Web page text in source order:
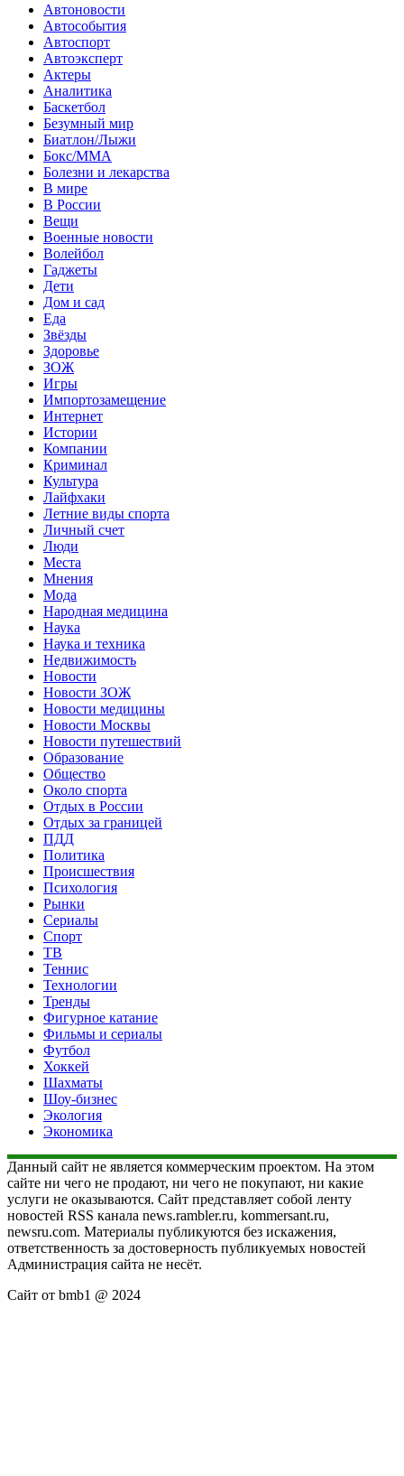
Автоновости
Автособытия
Автоспорт
Автоэксперт
Актеры
Аналитика
Баскетбол
Безумный мир
Биатлон/Лыжи
Бокс/MMA
Болезни и лекарства
В мире
В России
Вещи
Военные новости
Волейбол
Гаджеты
Дети
Дом и сад
Еда
Звёзды
Здоровье
ЗОЖ
Игры
Импортозамещение
Интернет
Истории
Компании
Криминал
Культура
Лайфхаки
Летние виды спорта
Личный счет
Люди
Места
Мнения
Мода
Народная медицина
Наука
Наука и техника
Недвижимость
Новости
Новости ЗОЖ
Новости медицины
Новости Москвы
Новости путешествий
Образование
Общество
Около спорта
Отдых в России
Отдых за границей
ПДД
Политика
Происшествия
Психология
Рынки
Сериалы
Спорт
ТВ
Теннис
Технологии
Тренды
Фигурное катание
Фильмы и сериалы
Футбол
Хоккей
Шахматы
Шоу-бизнес
Экология
Экономика
Данный сайт не является коммерческим проектом. На этом
сайте ни чего не продают, ни чего не покупают, ни какие
услуги не оказываются. Сайт представляет собой ленту
новостей RSS канала news.rambler.ru, kommersant.ru,
newsru.com. Материалы публикуются без искажения,
ответственность за достоверность публикуемых новостей
Администрация сайта не несёт.
Сайт от bmb1 @ 2024